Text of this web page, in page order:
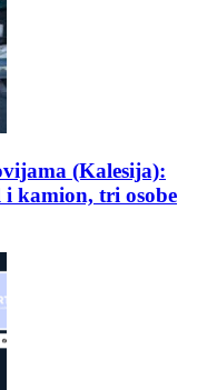
(Kalesija):
kamion, tri osobe